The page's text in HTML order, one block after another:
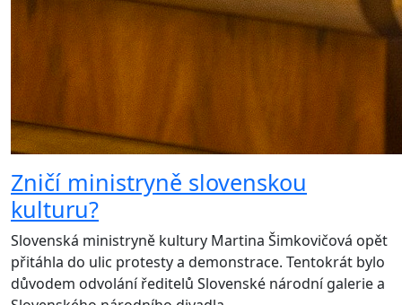
Zničí ministryně slovenskou
kulturu?
Slovenská ministryně kultury Martina Šimkovičová opět
přitáhla do ulic protesty a demonstrace. Tentokrát bylo
důvodem odvolání ředitelů Slovenské národní galerie a